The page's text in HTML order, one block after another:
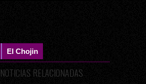
El Chojin
NOTICIAS RELACIONADAS